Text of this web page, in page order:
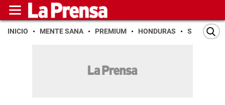
INICIO MENTE SANA PREMIUM HONDURAS SAN PEDRO